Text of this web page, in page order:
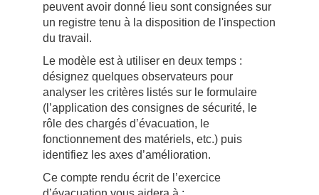
peuvent avoir donné lieu sont consignées sur
un registre tenu à la disposition de l'inspection
du travail.
Le modèle est à utiliser en deux temps :
désignez quelques observateurs pour
analyser les critères listés sur le formulaire
(l’application des consignes de sécurité, le
rôle des chargés d’évacuation, le
fonctionnement des matériels, etc.) puis
identifiez les axes d’amélioration.
Ce compte rendu écrit de l’exercice